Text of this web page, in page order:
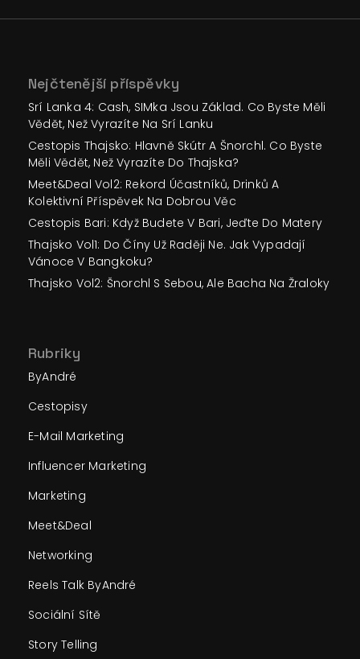
Nejčtenější příspěvky
Srí Lanka 4: Cash, SIMka Jsou Základ. Co Byste Měli
Vědět, Než Vyrazíte Na Srí Lanku
Cestopis Thajsko: Hlavně Skútr A Šnorchl. Co Byste
Měli Vědět, Než Vyrazíte Do Thajska?
Meet&Deal Vol2: Rekord Účastníků, Drinků A
Kolektivní Příspěvek Na Dobrou Věc
Cestopis Bari: Když Budete V Bari, Jeďte Do Matery
Thajsko Vol1: Do Číny Už Raději Ne. Jak Vypadají
Vánoce V Bangkoku?
Thajsko Vol2: Šnorchl S Sebou, Ale Bacha Na Žraloky
Rubriky
ByAndré
Cestopisy
E-Mail Marketing
Influencer Marketing
Marketing
Meet&Deal
Networking
Reels Talk ByAndré
Sociální Sítě
Story Telling